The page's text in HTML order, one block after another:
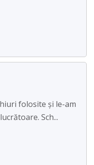
folosite și le-am
Sch...